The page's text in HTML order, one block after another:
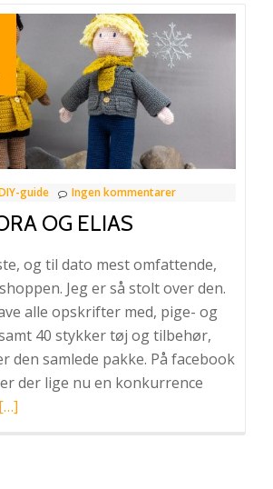
guide Ingen kommentarer
OG ELIAS
og til dato mest omfattende,
Jeg er så stolt over den.
alle opskrifter med, pige- og
40 stykker tøj og tilbehør,
den samlede pakke. På facebook
der lige nu en konkurrence
Læs
[…]